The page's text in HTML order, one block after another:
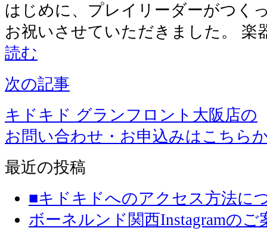
はじめに、プレイリーダーがつく
お祝いさせていただきました。
読む
次の記事
キドキド グランフロント大阪店の
お問い合わせ・お申込みはこちら
最近の投稿
■キドキドへのアクセス方法に
ボーネルンド関西Instagramのご